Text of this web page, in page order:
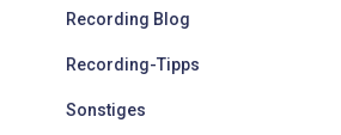
Recording Blog
Recording-Tipps
Sonstiges